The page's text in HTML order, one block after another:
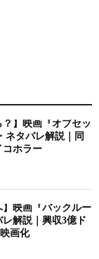
？】映画『オブセッ
ネタバレ解説｜同
コホラー
】映画『バックルー
解説｜興収3億ド
画化